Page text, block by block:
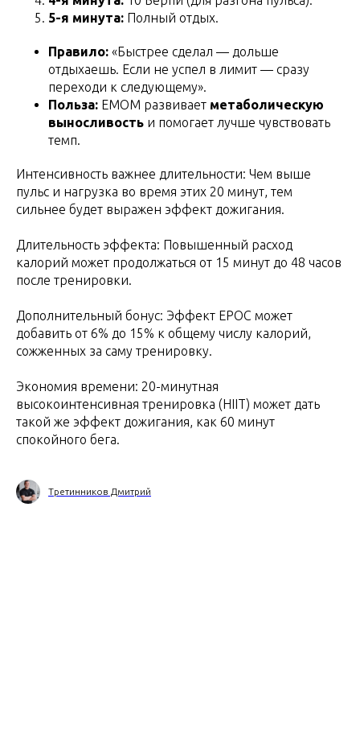
5-я минута: Полный отдых.
Правило: «Быстрее сделал — дольше
отдыхаешь. Если не успел в лимит — сразу
переходи к следующему».
Польза: EMOM развивает метаболическую
выносливость и помогает лучше чувствовать
темп.
Интенсивность важнее длительности: Чем выше
пульс и нагрузка во время этих 20 минут, тем
сильнее будет выражен эффект дожигания.
Длительность эффекта: Повышенный расход
калорий может продолжаться от 15 минут до 48 часов
после тренировки.
Дополнительный бонус: Эффект EPOC может
добавить от 6% до 15% к общему числу калорий,
сожженных за саму тренировку.
Экономия времени: 20-минутная
высокоинтенсивная тренировка (HIIT) может дать
такой же эффект дожигания, как 60 минут
спокойного бега.
Третинников Дмитрий